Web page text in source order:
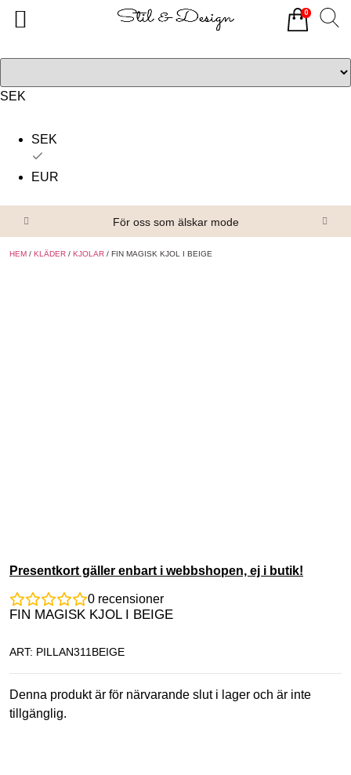
SEK
SEK
EUR
För oss som älskar mode
HEM / KLÄDER / KJOLAR / FIN MAGISK KJOL I BEIGE
Presentkort gäller enbart i webbshopen, ej i butik!
0 recensioner
FIN MAGISK KJOL I BEIGE
ART: PILLAN311BEIGE
Denna produkt är för närvarande slut i lager och är inte
tillgänglig.
0
Alla produkter
Om oss